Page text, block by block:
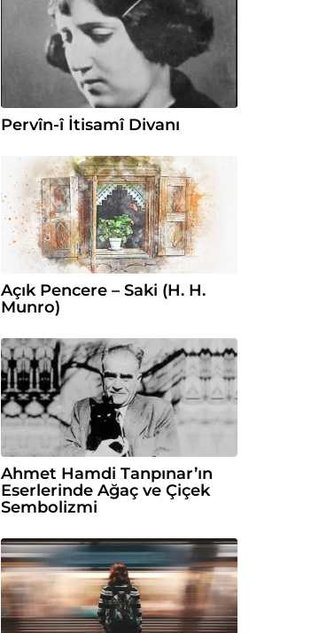
Pervîn-î İtisamî Divanı
Açık Pencere – Saki (H. H.
Munro)
Ahmet Hamdi Tanpınar’ın
Eserlerinde Ağaç ve Çiçek
Sembolizmi